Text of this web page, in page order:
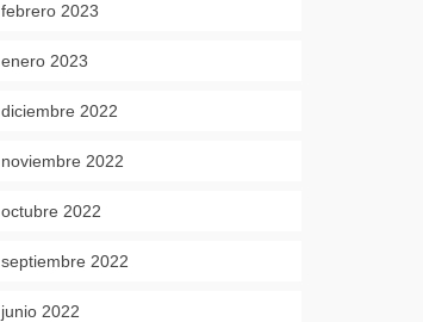
febrero 2023
enero 2023
diciembre 2022
noviembre 2022
octubre 2022
septiembre 2022
junio 2022